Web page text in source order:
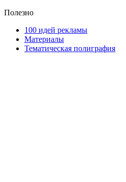
Полезно
100 идей рекламы
Материалы
Тематическая полиграфия